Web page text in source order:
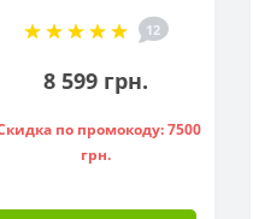
851188
12
8 599 грн.
по промокоду: 7500
грн.